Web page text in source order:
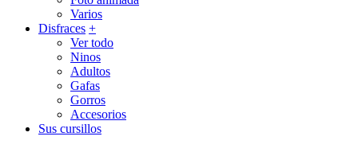
Varios
Disfraces +
Ver todo
Ninos
Adultos
Gafas
Gorros
Accesorios
Sus cursillos